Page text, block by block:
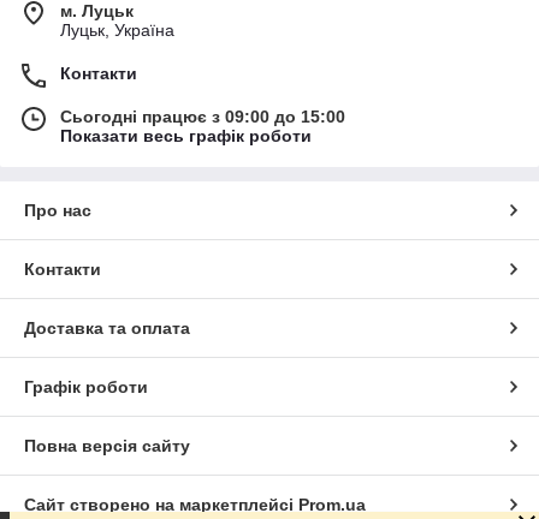
м. Луцьк
Луцьк, Україна
Контакти
Сьогодні працює з 09:00 до 15:00
Показати весь графік роботи
Про нас
Контакти
Доставка та оплата
Графік роботи
Повна версія сайту
Сайт створено на маркетплейсі Prom.ua